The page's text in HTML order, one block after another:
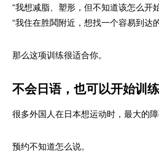
“我想减脂、塑形，但不知道该怎么开
“我住在胜鬨附近，想找一个容易到达
那么这项训练很适合你。
不会日语，也可以开始训练
很多外国人在日本想运动时，最大的
预约不知道怎么说。